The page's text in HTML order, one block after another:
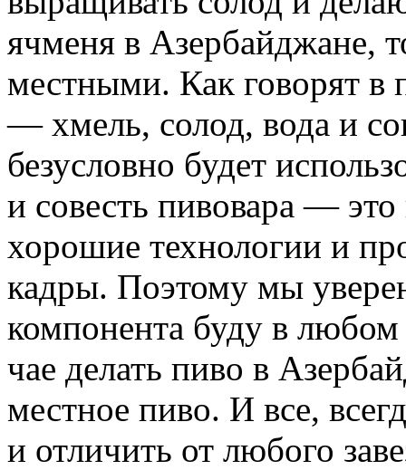
ячменя в Азербайджане,
местными. Как говорят в
— хмель, солод, вода и
безусловно будет
и совесть пивовара —
хорошие технологии и
кадры. Поэтому мы
компонента буду в любом
чае делать пиво в
местное пиво. И все,
и отличить от любого